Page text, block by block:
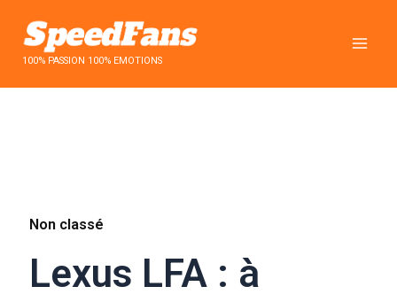
contenu100% PASSION 100% EMOTIONS
Non classé
Lexus LFA : à